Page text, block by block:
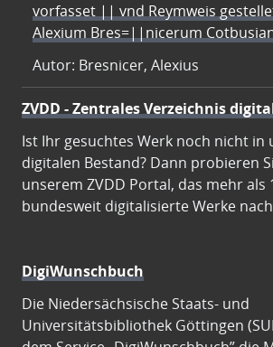
vorfasset || vnd Reymweis
Alexium Bres=||nicerum
Autor: Bresnicer, Alexius
ZVDD - Zentrales Verzeichnis
Ist Ihr gesuchtes Werk noch nicht in
digitalen Bestand? Dann probieren
unserem ZVDD Portal, das mehr als
bundesweit digitalisierte Werke
DigiWunschbuch
Die Niedersächsische Staats- und
Universitätsbibliothek Göttingen